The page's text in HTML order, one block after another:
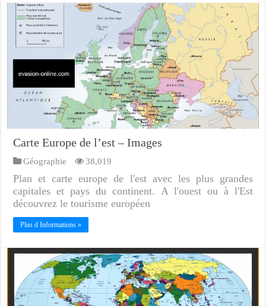
Carte Europe de l’est – Images
Géographie 38,019
Plan et carte europe de l'est avec les plus grandes
capitales et pays du continent. A l'ouest ou à l'Est
découvrez le tourisme européen
Plus d Informations »